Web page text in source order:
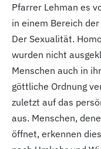
Pfarrer Lehman es
in einem Bereich
Der Sexualität.
wurden nicht
Menschen auch in
göttliche Ordnung
zuletzt auf das
aus. Menschen,
öffnet, erkennen